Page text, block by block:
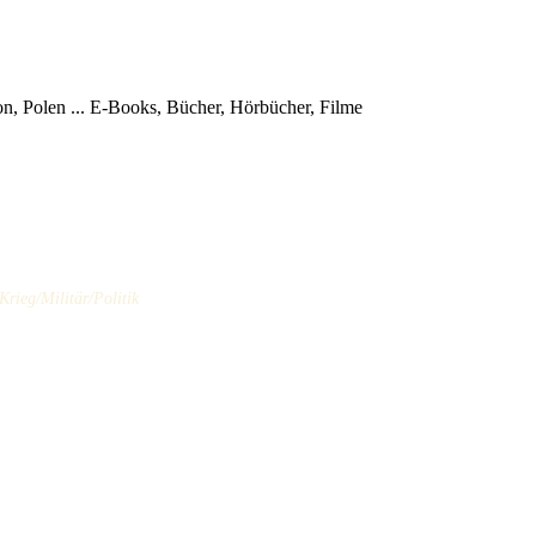
Polen ... E-Books, Bücher, Hörbücher, Filme
Militär/Politik